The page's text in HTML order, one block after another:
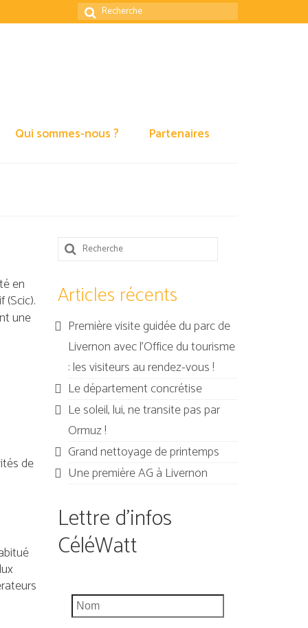
Rechercher
:
Qui sommes-nous ? Partenaires
en
(Scic).
une
de
Rechercher
:
Articles récents
Première visite guidée du parc de
Livernon avec l’Office du tourisme
: les visiteurs au rendez-vous !
Le département concrétise
Le soleil, lui, ne transite pas par
Ormuz !
Grand nettoyage de printemps
Une première AG à Livernon
Lettre d'infos
CéléWatt